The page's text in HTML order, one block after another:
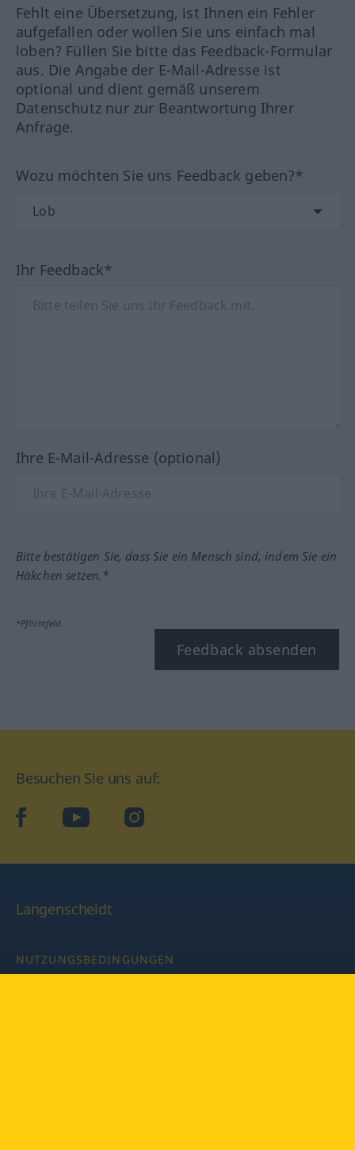
Fehlt eine Übersetzung, ist Ihnen ein Fehler
aufgefallen oder wollen Sie uns einfach mal
loben? Füllen Sie bitte das Feedback-Formular
aus. Die Angabe der E-Mail-Adresse ist
optional und dient gemäß unserem
Datenschutz nur zur Beantwortung Ihrer
Anfrage.
Wozu möchten Sie uns Feedback geben?*
Ihr Feedback*
Ihre E-Mail-Adresse (optional)
Bitte bestätigen Sie, dass Sie ein Mensch sind, indem Sie ein
Häkchen setzen.*
*Pflichtfeld
Feedback absenden
Besuchen Sie uns auf:
facebookYouTube Instagram
Langenscheidt
NUTZUNGSBEDINGUNGEN